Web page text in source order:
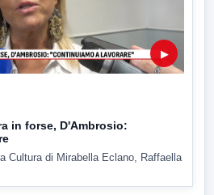
▶
in forse, D'Ambrosio:
Cultura di Mirabella Eclano, Raffaella